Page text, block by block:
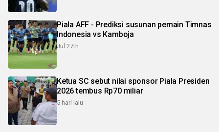
Piala AFF - Prediksi susunan pemain Timnas
Indonesia vs Kamboja
Jul 27th
Ketua SC sebut nilai sponsor Piala Presiden
2026 tembus Rp70 miliar
5 hari lalu